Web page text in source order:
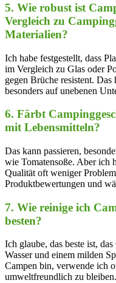
5. Wie robust ist
Vergleich zu
Materialien?
Ich habe⁣ festgestellt, dass
im Vergleich ‌zu Glas oder
⁤gegen Brüche resistent.
besonders auf⁤ unebenen
6. Färbt
mit‌ Lebensmitteln?
Das kann passieren,
wie Tomatensoße. Aber ich
Qualität oft weniger
Produktbewertungen und
7. Wie reinige ich‍
‌besten?
Ich glaube, das beste ist,
Wasser ⁢und einem milden
Campen bin, verwende ich
umweltfreundlich zu⁢